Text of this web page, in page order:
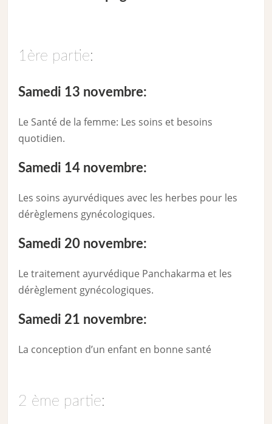
1ère partie:
Samedi 13 novembre:
Le Santé de la femme: Les soins et besoins
quotidien.
Samedi 14 novembre:
Les soins ayurvédiques avec les herbes pour les
dérèglemens gynécologiques.
Samedi 20 novembre:
Le traitement ayurvédique Panchakarma et les
dérèglement gynécologiques.
Samedi 21 novembre:
La conception d’un enfant en bonne santé
2 ème partie: